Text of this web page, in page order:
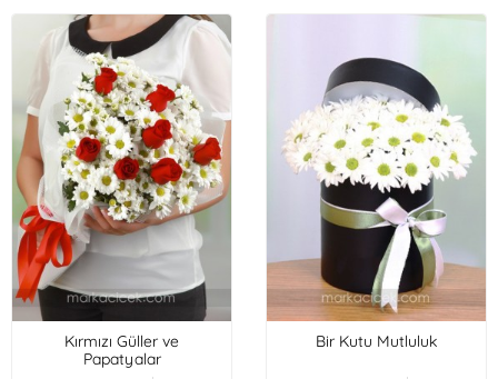
Kırmızı Güller ve
Papatyalar
Bir Kutu Mutluluk